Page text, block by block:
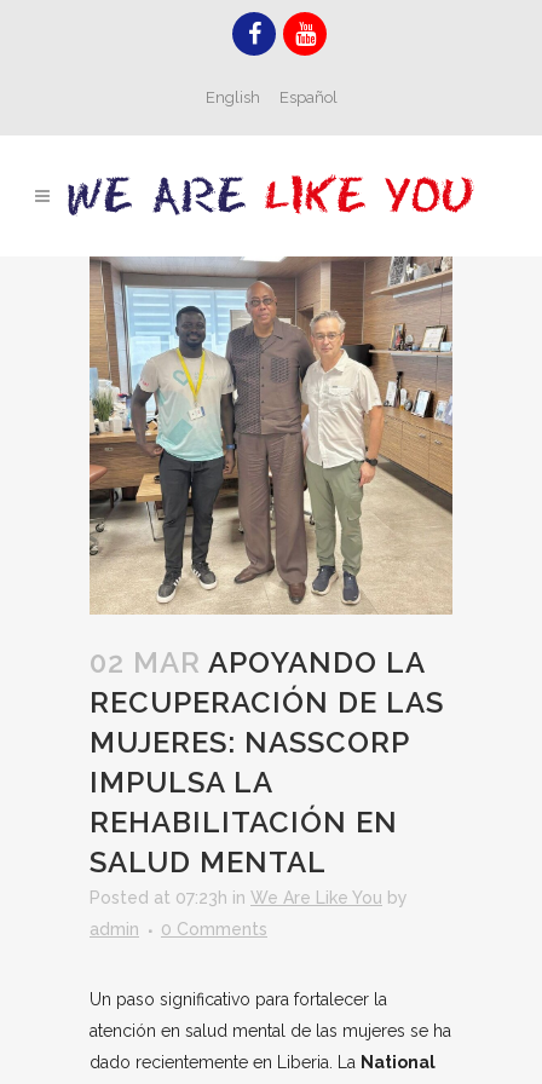
English Español
02 MAR APOYANDO LA
RECUPERACIÓN DE LAS
MUJERES: NASSCORP
IMPULSA LA
REHABILITACIÓN EN
SALUD MENTAL
Posted at 07:23h in We Are Like You by
admin
0 Comments
Un paso significativo para fortalecer la
atención en salud mental de las mujeres se ha
dado recientemente en Liberia. La National